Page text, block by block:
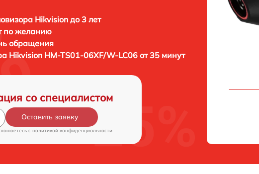
Hikvision до 3 лет
по желанию
обращения
Hikvision HM-TS01-06XF/W-LC06 от 35 минут
со специалистом
Оставить заявку
c политикой конфиденциальности